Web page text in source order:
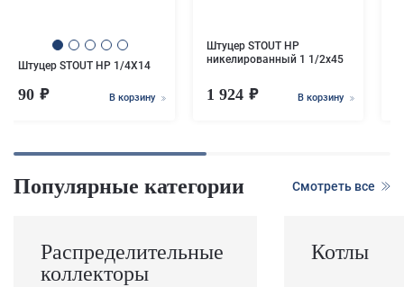
Штуцер STOUT НР 1/4X14
90 В корзину
Штуцер STOUT НР
никелированный 1 1/2x45
1 924 В корзину
Популярные категории Смотреть все
Распределительные
коллекторы
Котлы